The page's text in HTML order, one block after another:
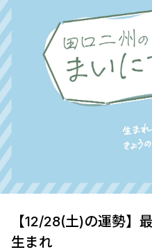
【12/28(土)の運勢】
生まれ